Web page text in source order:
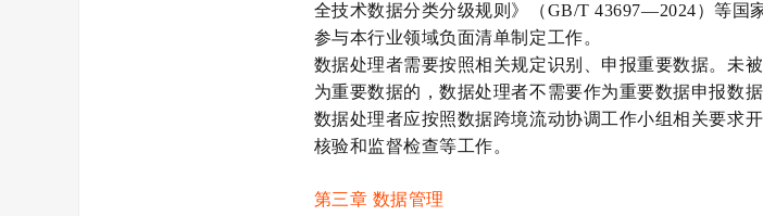
全技术数据分类分级规则》（GB/T 43697—2024）等国
参与本行业领域负面清单制定工作。
数据处理者需要按照相关规定识别、申报重要数据。未
为重要数据的，数据处理者不需要作为重要数据申报数据
数据处理者应按照数据跨境流动协调工作小组相关要求
核验和监督检查等工作。
第三章 数据管理